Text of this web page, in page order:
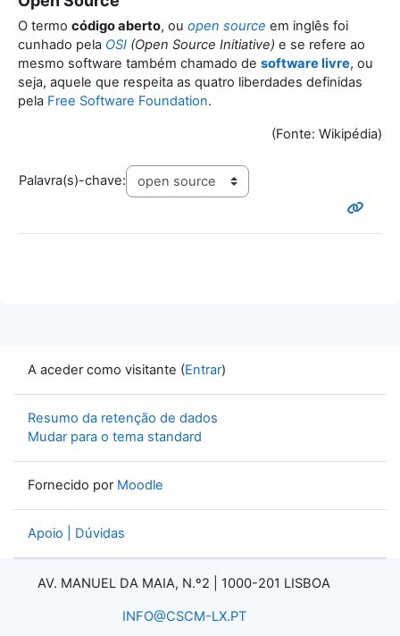
O termo código aberto, ou open source em inglês foi
cunhado pela OSI (Open Source Initiative) e se refere ao
mesmo software também chamado de software livre, ou
seja, aquele que respeita as quatro liberdades definidas
pela Free Software Foundation.
(Fonte: Wikipédia)
Palavra(s)-chave:
A aceder como visitante (Entrar)
Resumo da retenção de dados
Mudar para o tema standard
Fornecido por Moodle
Apoio | Dúvidas
AV. MANUEL DA MAIA, N.º2 | 1000-201 LISBOA
INFO@CSCM-LX.PT